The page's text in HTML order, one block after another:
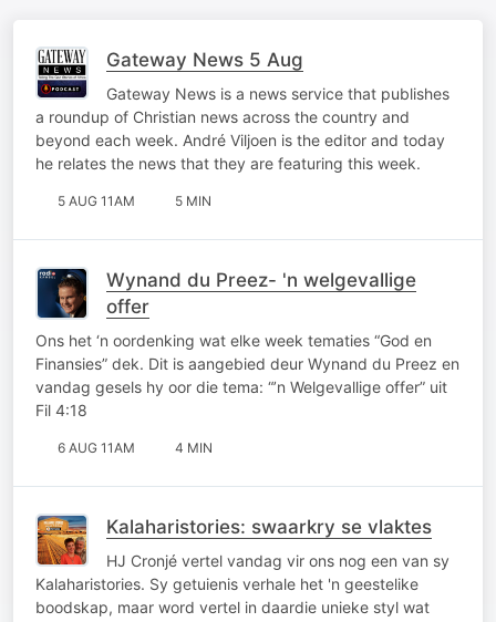
Gateway News 5 Aug
Gateway News is a news service that publishes
a roundup of Christian news across the country and
beyond each week. André Viljoen is the editor and today
he relates the news that they are featuring this week.
5 AUG 11AM 5 MIN
Wynand du Preez- 'n welgevallige
offer
Ons het ‘n oordenking wat elke week tematies “God en
Finansies” dek. Dit is aangebied deur Wynand du Preez en
vandag gesels hy oor die tema: “’n Welgevallige offer” uit
Fil 4:18
6 AUG 11AM 4 MIN
Kalaharistories: swaarkry se vlaktes
HJ Cronjé vertel vandag vir ons nog een van sy
Kalaharistories. Sy getuienis verhale het 'n geestelike
boodskap, maar word vertel in daardie unieke styl wat